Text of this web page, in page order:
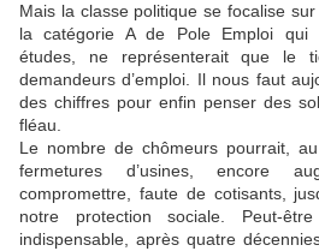
Mais la classe politique se focalise
la catégorie A de Pole Emploi qui
études, ne représenterait que le
demandeurs d’emploi. Il nous faut
des chiffres pour enfin penser des
fléau.
Le nombre de chômeurs pourrait,
fermetures d’usines, encore
compromettre, faute de cotisants,
notre protection sociale. Peut-
indispensable, après quatre